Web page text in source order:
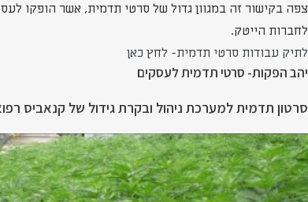
צפה בקישור זה במגוון גדול של סרטי תדמית, אשר הופקו
לחברות הייטק.
לתיק עבודות סרטי תדמית- לחץ כאן
יהב הפקות- סרטי תדמית לעסקים
סרטון תדמית למערכת ניהול ובקרת גידול של קנאביס